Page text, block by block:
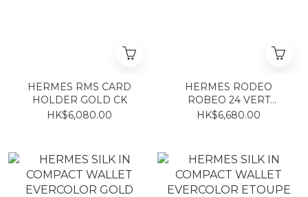
HERMES RMS CARD
HOLDER GOLD CK
HK$6,080.00
HERMES RODEO
ROBEO 24 VERT
MANGROVE/NOIR/CRAIE
HK$6,680.00